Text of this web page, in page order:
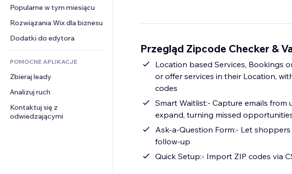
Dropshipping
Ceny i subskrypcja
Crowdfunding
Żywność i napoje
Udostępnianie plików
Wiadomości
Przyciski i menu
Banery i odznaki
Kalkulatory
Szukaj
Pogoda
Wykresy i tabele
Komentarze
Telefon
Społeczność
Opinie i polecenia
CRM
Popularne w tym miesiącu
Rozwiązania Wix dla biznesu
Dodatki do edytora
POMOCNE APLIKACJE
Zbieraj leady
Analizuj ruch
Kontaktuj się z
odwiedzającymi
Przegląd Zipcode Checker &
Location based Services, Bookings
or offer services in their Location,
codes
Smart Waitlist:- Capture emails
expand, turning missed
Ask-a-Question Form:- Let
follow-up
Quick Setup:- Import ZIP